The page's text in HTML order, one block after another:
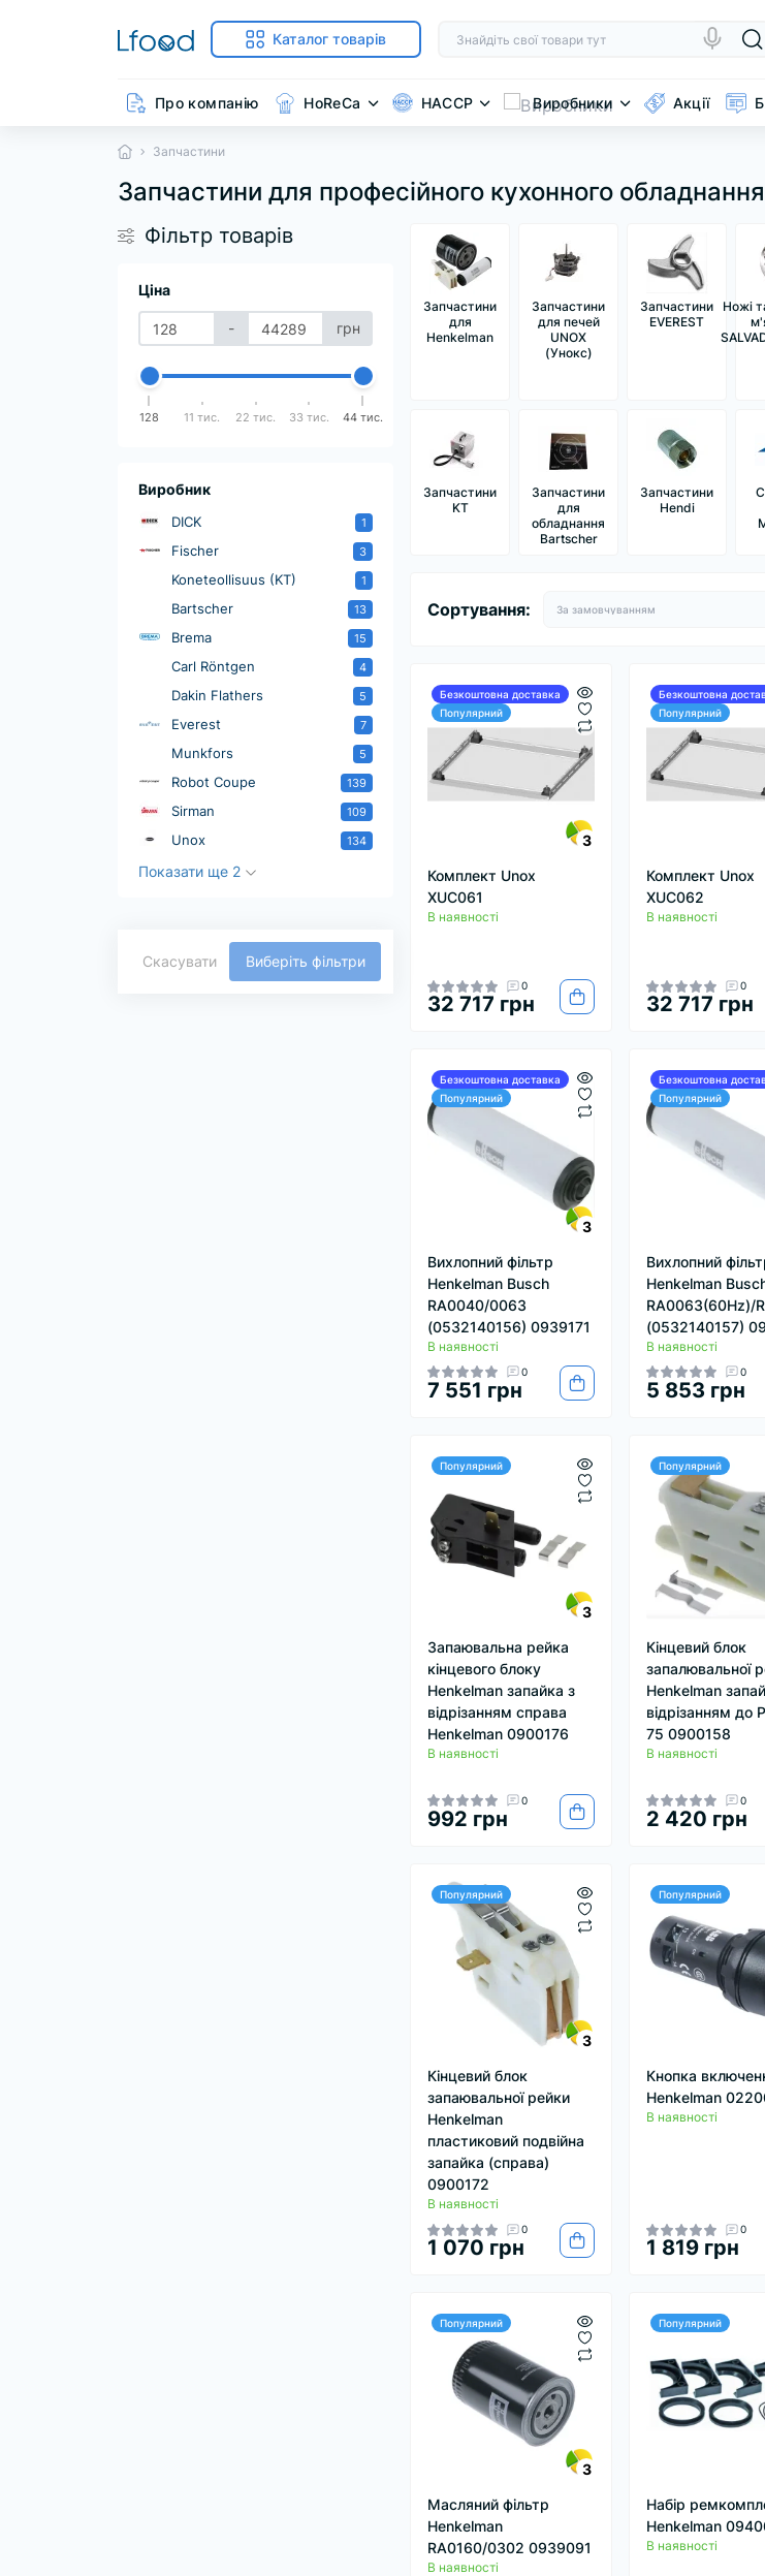
Каталог товарів
Про компанію HoReCa HACCP Виробники Акції
Запчастини
Запчастини для професійного кухонного обладнання
Фільтр товарів
Ціна
- грн
128 11 тис. 22 тис. 33 тис. 44 тис.
Виробник
DICK 1
Fischer 3
Koneteollisuus (KT) 1
Bartscher 13
Brema 15
Carl Röntgen 4
Dakin Flathers 5
Everest 7
Munkfors 5
Robot Coupe 139
Sirman 109
Unox 134
Показати ще 2
Скасувати Виберіть фільтри
Запчастини
для
Henkelman
Запчастини
для печей
UNOX
(Унокс)
Запчастини
EVEREST
Ножі
Запчастини
KT
Запчастини
для
обладнання
Bartscher
Запчастини
Hendi
Сортування:
Безкоштовна доставка
Популярний
3
Комплект Unox
XUC061
В наявності
0
32 717 грн
Безкоштовна
Популярний
Комплект Unox
XUC062
В наявності
0
32 717 грн
Безкоштовна доставка
Популярний
3
Вихлопний фільтр
Henkelman Busch
RA0040/0063
(0532140156) 0939171
В наявності
0
7 551 грн
Безкоштовна
Популярний
Вихлопний
Henkelman
RA0063(60Hz)/
(0532140157)
В наявності
0
5 853 грн
Популярний
3
Запаювальна рейка
кінцевого блоку
Henkelman запайка з
відрізанням справа
Henkelman 0900176
В наявності
0
992 грн
Популярний
Кінцевий блок
запалювальної
Henkelman
відрізанням до
75 0900158
В наявності
0
2 420 грн
Популярний
3
Кінцевий блок
запаювальної рейки
Henkelman
пластиковий подвійна
запайка (справа)
0900172
В наявності
0
1 070 грн
Популярний
Кнопка
Henkelman
В наявності
0
1 819 грн
Популярний
3
Масляний фільтр
Henkelman
RA0160/0302 0939091
В наявності
Популярний
Набір
Henkelman
В наявності